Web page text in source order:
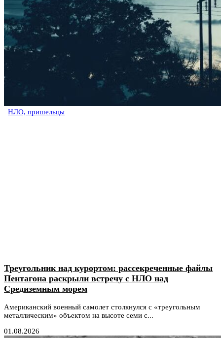
НЛО, пришельцы
Треугольник над курортом: рассекреченные файлы
Пентагона раскрыли встречу с НЛО над
Средиземным морем
Американский военный самолет столкнулся с «треугольным
металлическим» объектом на высоте семи с...
01.08.2026